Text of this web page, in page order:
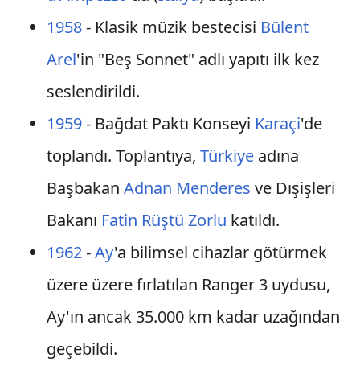
1958- Klasik müzik bestecisi Bülent
Arel'in "Beş Sonnet" adlı yapıtı ilk kez
seslendirildi.
1959- Bağdat Paktı Konseyi Karaçi'de
toplandı. Toplantıya, Türkiyeadına
Başbakan Adnan Menderes ve Dışişleri
Bakanı Fatin Rüştü Zorlu katıldı.
1962-Ay'a bilimsel cihazlar götürmek
üzere üzere fırlatılan Ranger 3 uydusu,
Ay'ın ancak 35.000 km kadar uzağından
geçebildi.